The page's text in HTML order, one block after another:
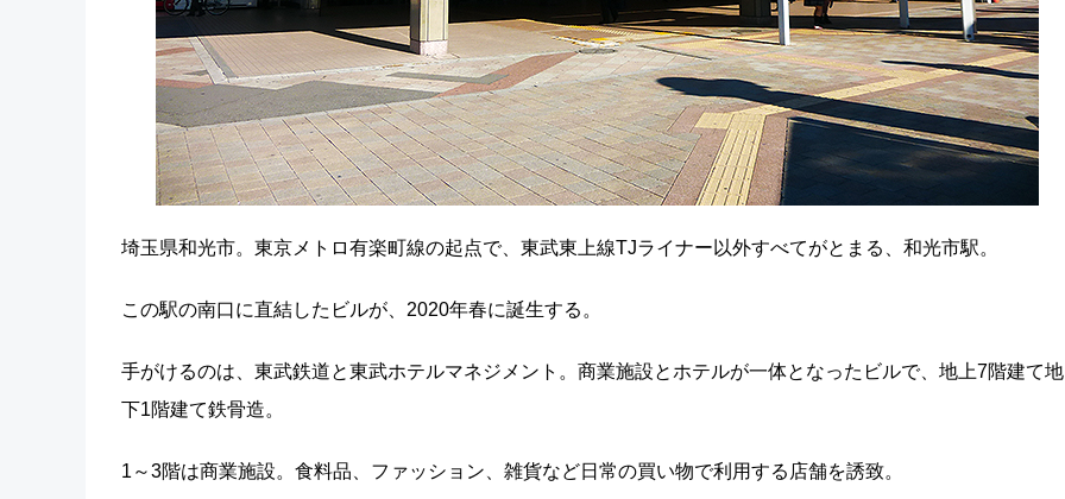
埼玉県和光市。東京メトロ有楽町線の起点で、東武東上線TJライナー以外すべてがとまる、和光市駅。
この駅の南口に直結したビルが、2020年春に誕生する。
手がけるのは、東武鉄道と東武ホテルマネジメント。商業施設とホテルが一体となったビルで、地上7階建て地
下1階建て鉄骨造。
1～3階は商業施設。食料品、ファッション、雑貨など日常の買い物で利用する店舗を誘致。